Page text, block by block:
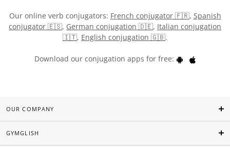
Our online verb conjugators: French conjugator 🇫🇷, Spanish
conjugator 🇪🇸, German conjugation 🇩🇪, Italian conjugation
🇮🇹, English conjugation 🇬🇧.
Download our conjugation apps for free:
OUR COMPANY
GYMGLISH